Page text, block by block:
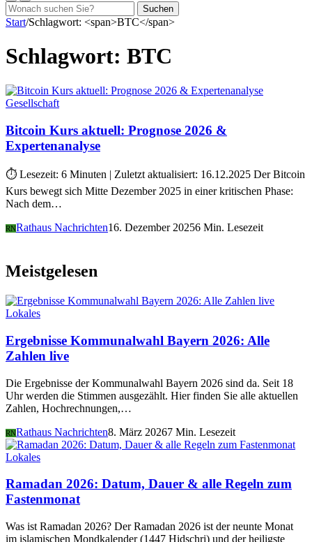
Suchen
nach:
Suchen
Start/Schlagwort: <span>BTC</span>
Schlagwort: BTC
Gesellschaft
Bitcoin Kurs aktuell: Prognose 2026 &
Expertenanalyse
⏱️ Lesezeit: 6 Minuten | Zuletzt aktualisiert: 16.12.2025 Der Bitcoin
Kurs bewegt sich Mitte Dezember 2025 in einer kritischen Phase:
Nach dem…
RNRathaus Nachrichten16. Dezember 20256 Min. Lesezeit
Meistgelesen
Lokales
Ergebnisse Kommunalwahl Bayern 2026: Alle
Zahlen live
Die Ergebnisse der Kommunalwahl Bayern 2026 sind da. Seit 18
Uhr werden die Stimmen ausgezählt. Hier finden Sie alle aktuellen
Zahlen, Hochrechnungen,…
RNRathaus Nachrichten8. März 20267 Min. Lesezeit
Lokales
Ramadan 2026: Datum, Dauer & alle Regeln zum
Fastenmonat
Was ist Ramadan 2026? Der Ramadan 2026 ist der neunte Monat
im islamischen Mondkalender (1447 Hidschri) und der heiligste